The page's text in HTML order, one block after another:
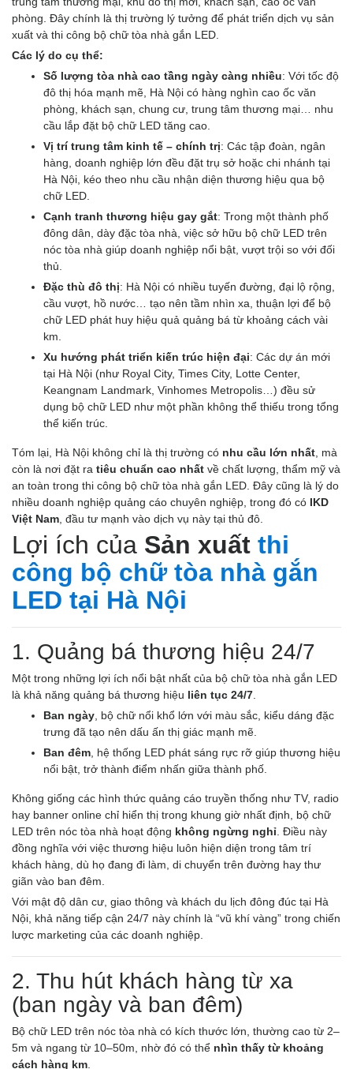
phòng. Đây chính là thị trường lý tưởng để phát triển dịch vụ sản
xuất và thi công bộ chữ tòa nhà gắn LED.
Các lý do cụ thể:
Số lượng tòa nhà cao tầng ngày càng nhiều: Với tốc độ
đô thị hóa mạnh mẽ, Hà Nội có hàng nghìn cao ốc văn
phòng, khách sạn, chung cư, trung tâm thương mại… nhu
cầu lắp đặt bộ chữ LED tăng cao.
Vị trí trung tâm kinh tế – chính trị: Các tập đoàn, ngân
hàng, doanh nghiệp lớn đều đặt trụ sở hoặc chi nhánh tại
Hà Nội, kéo theo nhu cầu nhận diện thương hiệu qua bộ
chữ LED.
Cạnh tranh thương hiệu gay gắt: Trong một thành phố
đông dân, dày đặc tòa nhà, việc sở hữu bộ chữ LED trên
nóc tòa nhà giúp doanh nghiệp nổi bật, vượt trội so với đối
thủ.
Đặc thù đô thị: Hà Nội có nhiều tuyến đường, đại lộ rộng,
cầu vượt, hồ nước… tạo nên tầm nhìn xa, thuận lợi để bộ
chữ LED phát huy hiệu quả quảng bá từ khoảng cách vài
km.
Xu hướng phát triển kiến trúc hiện đại: Các dự án mới
tại Hà Nội (như Royal City, Times City, Lotte Center,
Keangnam Landmark, Vinhomes Metropolis…) đều sử
dụng bộ chữ LED như một phần không thể thiếu trong tổng
thể kiến trúc.
Tóm lại, Hà Nội không chỉ là thị trường có nhu cầu lớn nhất , mà
còn là nơi đặt ra tiêu chuẩn cao nhất về chất lượng, thẩm mỹ và
an toàn trong thi công bộ chữ tòa nhà gắn LED. Đây cũng là lý do
nhiều doanh nghiệp quảng cáo chuyên nghiệp, trong đó có IKD
Việt Nam , đầu tư mạnh vào dịch vụ này tại thủ đô.
Lợi ích của Sản xuất thi
công bộ chữ tòa nhà gắn
LED tại Hà Nội
1. Quảng bá thương hiệu 24/7
Một trong những lợi ích nổi bật nhất của bộ chữ tòa nhà gắn LED
là khả năng quảng bá thương hiệu liên tục 24/7
Ban ngày , bộ chữ nổi khổ lớn với màu sắc, kiểu dáng đặc
trưng đã tạo nên dấu ấn thị giác mạnh mẽ.
Ban đêm , hệ thống LED phát sáng rực rỡ giúp thương hiệu
nổi bật, trở thành điểm nhấn giữa thành phố.
Không giống các hình thức quảng cáo truyền thống như TV, radio
hay banner online chỉ hiển thị trong khung giờ nhất định, bộ chữ
LED trên nóc tòa nhà hoạt động không ngừng nghỉ . Điều này
đồng nghĩa với việc thương hiệu luôn hiện diện trong tâm trí
khách hàng, dù họ đang đi làm, di chuyển trên đường hay thư
giãn vào ban đêm.
Với mật độ dân cư, giao thông và khách du lịch đông đúc tại Hà
Nội, khả năng tiếp cận 24/7 này chính là “vũ khí vàng” trong chiến
lược marketing của các doanh nghiệp.
2. Thu hút khách hàng từ xa
(ban ngày và ban đêm)
Bộ chữ LED trên nóc tòa nhà có kích thước lớn, thường cao từ 2–
5m và ngang từ 10–50m, nhờ đó có thể nhìn thấy từ khoảng
cách hàng km